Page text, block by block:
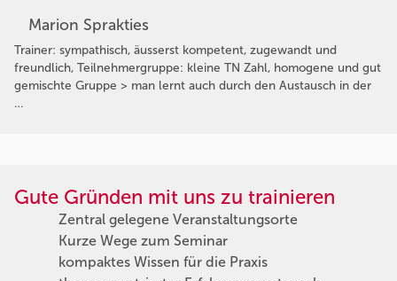
Marion Sprakties
Trainer: sympathisch, äusserst kompetent, zugewandt und
freundlich, Teilnehmergruppe: kleine TN Zahl, homogene und gut
gemischte Gruppe > man lernt auch durch den Austausch in der
…
Gute Gründen mit uns zu trainieren
Zentral gelegene Veranstaltungsorte
Kurze Wege zum Seminar
kompaktes Wissen für die Praxis